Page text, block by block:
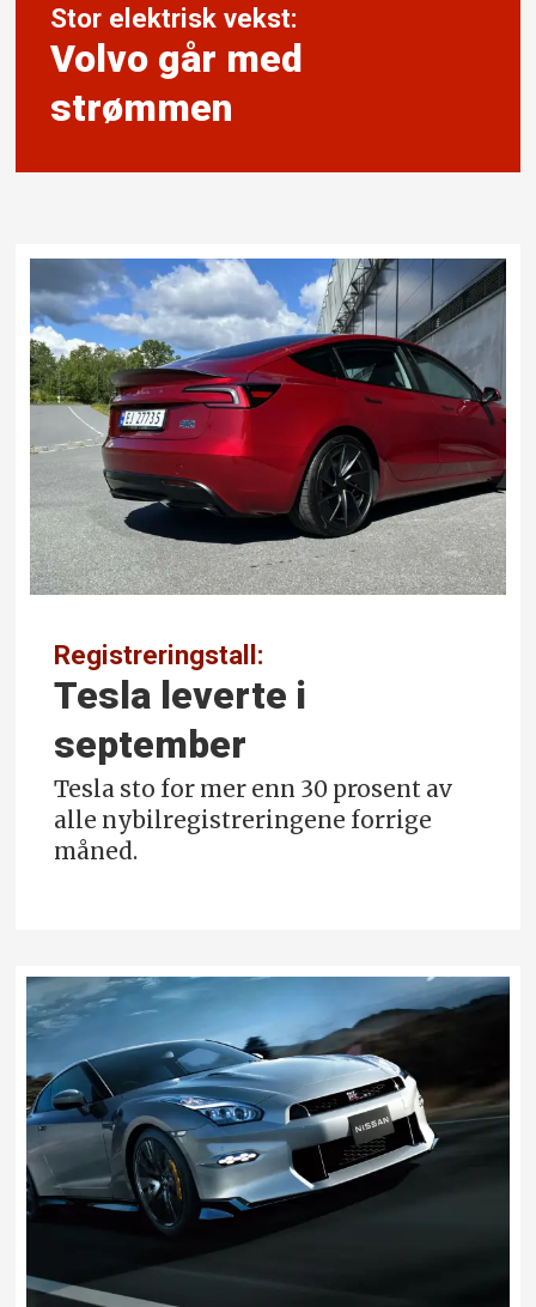
Stor elektrisk vekst:
Volvo går med
strømmen
Registreringstall:
Tesla leverte i
september
Tesla sto for mer enn 30 prosent av
alle nybilregistreringene forrige
måned.